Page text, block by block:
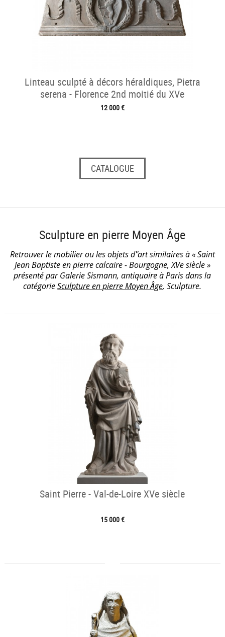
Linteau sculpté à décors héraldiques, Pietra
serena - Florence 2nd moitié du XVe
12 000 €
CATALOGUE
Sculpture en pierre Moyen Âge
Retrouver le mobilier ou les objets d''art similaires à « Saint
Jean Baptiste en pierre calcaire - Bourgogne, XVe siècle »
présenté par Galerie Sismann, antiquaire à Paris dans la
catégorieSculpture en pierre Moyen Âge, Sculpture.
Saint Pierre - Val-de-Loire XVe siècle
15 000 €